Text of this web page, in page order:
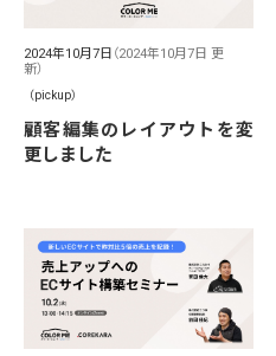
2024年10月7日 （2024年10月7日 更
新）
（pickup）
顧客編集のレイアウトを変
更しました